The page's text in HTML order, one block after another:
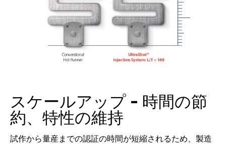
スケールアップ - 時間の節
約、特性の維持
試作から量産までの認証の時間が短縮されるため、製造